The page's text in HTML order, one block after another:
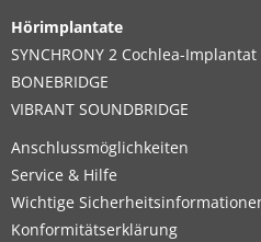
Hörimplantate
SYNCHRONY 2 Cochlea-Implantat
BONEBRIDGE
VIBRANT SOUNDBRIDGE
Anschlussmöglichkeiten
Service & Hilfe
Wichtige
Konformitätserklärung